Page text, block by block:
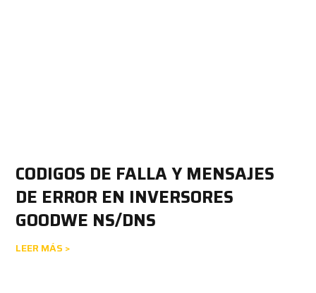
CODIGOS DE FALLA Y MENSAJES
DE ERROR EN INVERSORES
GOODWE NS/DNS
LEER MÁS >